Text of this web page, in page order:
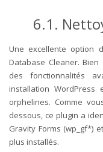
6.1.
Une excellente option
Database Cleaner. Bien
des fonctionnalités
installation
orphelines. Comme
dessous, ce plugin a
Gravity Forms (wp_gf*)
plus installés.